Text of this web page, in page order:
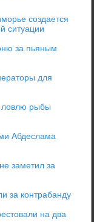
создается
ситуации
за пьяным
для
ловлю рыбы
Абдеслама
заметил за
за контрабанду
на два